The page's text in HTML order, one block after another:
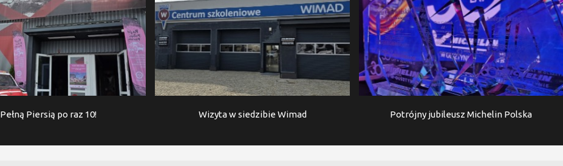
Pełną Piersią po raz 10! Wizyta w siedzibie Wimad Potrójny jubileusz Michelin Polska